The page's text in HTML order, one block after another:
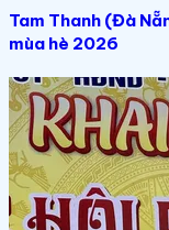
Tam Thanh (Đà
mùa hè 2026